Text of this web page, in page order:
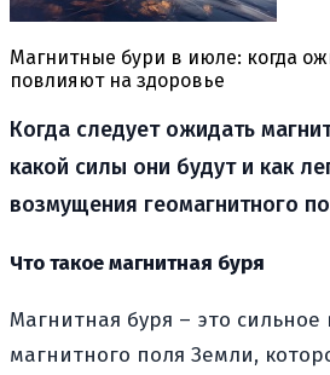
Магнитные бури в июле: когда
повлияют на здоровье
Когда следует ожидать
какой силы они будут и как
возмущения геомагнитного
Что такое магнитная буря
Магнитная буря – это
магнитного поля Земли,